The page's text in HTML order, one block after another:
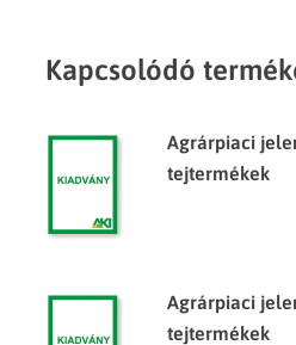
Kapcsolódó
Agrárpiaci
tejtermékek
Agrárpiaci
tejtermékek